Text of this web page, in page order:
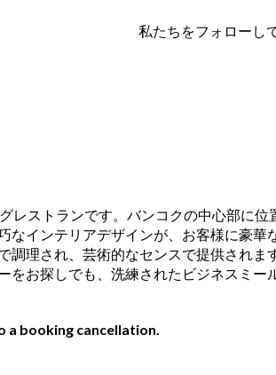
レストランです。バンコクの中心部に
インテリアデザインが、お客様に豪華
理され、芸術的なセンスで提供されま
お探しでも、洗練されたビジネスミー
a booking cancellation.
私たちをフォローし